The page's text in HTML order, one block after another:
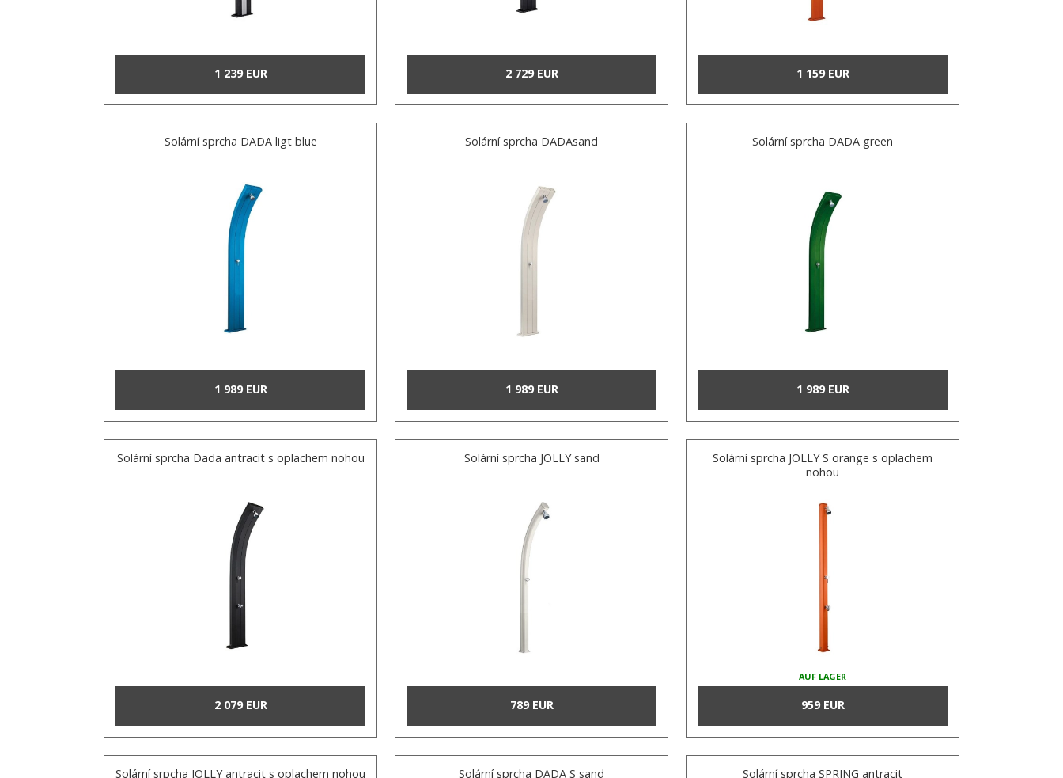
1 239 EUR 2 729 EUR 1 159 EUR
Solární sprcha DADA ligt blue
1 989 EUR
Solární sprcha DADAsand
1 989 EUR
Solární sprcha DADA green
1 989 EUR
Solární sprcha Dada antracit s oplachem nohou
2 079 EUR
Solární sprcha JOLLY sand
789 EUR
Solární sprcha JOLLY S orange s oplachem
nohou
AUF LAGER
959 EUR
Solární srpcha JOLLY antracit s oplachem nohou Solární sprcha DADA S sand Solární sprcha SPRING antracit